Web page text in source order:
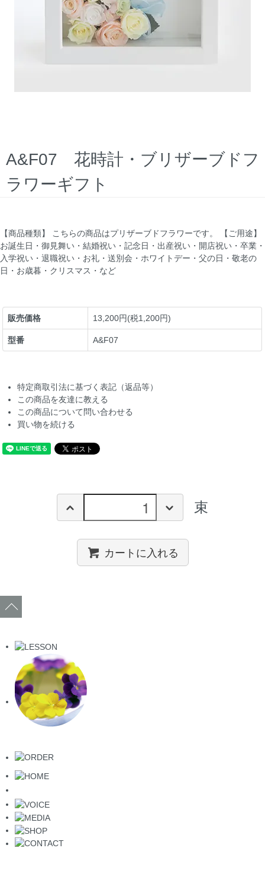
A&F07 花時計・ブリザーブドフ
ラワーギフト
【商品種類】 こちらの商品はプリザーブドフラワーです。 【ご用途】
お誕生日・御見舞い・結婚祝い・記念日・出産祝い・開店祝い・卒業・
入学祝い・退職祝い・お礼・送別会・ホワイトデー・父の日・敬老の
日・お歳暮・クリスマス・など
販売価格 13,200円(税1,200円)
型番 A&F07
特定商取引法に基づく表記（返品等）
この商品を友達に教える
この商品について問い合わせる
買い物を続ける
束
カートに入れる